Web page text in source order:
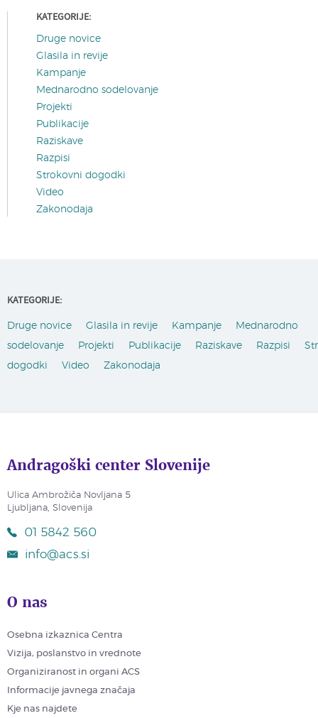
KATEGORIJE:
Druge novice
Glasila in revije
Kampanje
Mednarodno sodelovanje
Projekti
Publikacije
Raziskave
Razpisi
Strokovni dogodki
Video
Zakonodaja
KATEGORIJE:
Druge novice Glasila in revije Kampanje
Mednarodno
sodelovanje
Projekti Publikacije Raziskave Razpisi
dogodki
Video Zakonodaja
Andragoški center Slovenije
Ulica Ambrožiča Novljana 5
Ljubljana, Slovenija
01 5842 560
info@acs.si
O nas
Osebna izkaznica Centra
Vizija, poslanstvo in vrednote
Organiziranost in organi ACS
Informacije javnega značaja
Kje nas najdete